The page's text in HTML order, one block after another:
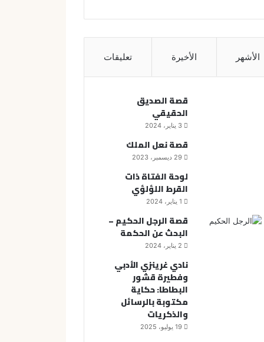
الأشهر الأخيرة تعليقات
قصة الصديق
الحقيقي
3 يناير، 2024
قصة نعل الملك
29 ديسمبر، 2023
لوحة الفتاة ذات
القرط اللؤلؤي
1 يناير، 2024
قصة الرجل الحكيم –
البحث عن الحكمة
2 يناير، 2024
نادي غرينزي الأدبي
وفطيرة قشور
البطاطا: حكاية
مكتوبة بالرسائل
والذكريات
19 يوليو، 2025